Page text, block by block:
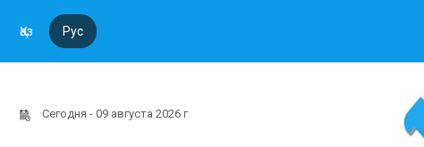
Қаз Рус
Сегодня - 09 августа 2026 г